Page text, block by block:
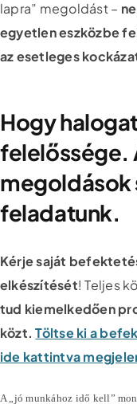
lapra” megoldást –
egyetlen eszközbe
az esetleges
Hogy
felelőssége.
megoldások
feladatunk.
Kérje saját
elkészítését! Teljes
tud kiemelkedően
közt. Töltse ki a
ide kattintva
A „jó munkához idő kell”